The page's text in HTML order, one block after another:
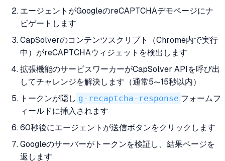
エージェントがGoogleのreCAPTCHAデモページにナ
ビゲートします
CapSolverのコンテンツスクリプト（Chrome内で実行
中）がreCAPTCHAウィジェットを検出します
拡張機能のサービスワーカーがCapSolver APIを呼び出
してチャレンジを解決します（通常5〜15秒以内）
トークンが隠し g-recaptcha-response フォームフ
ィールドに挿入されます
60秒後にエージェントが送信ボタンをクリックします
Googleのサーバーがトークンを検証し、結果ページを
返します